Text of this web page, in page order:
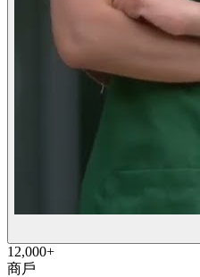
12,000+
商戶